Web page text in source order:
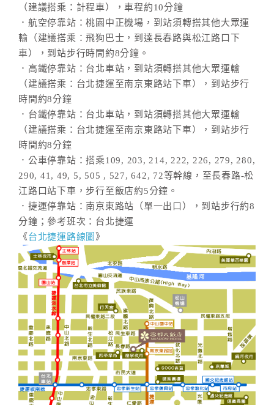
（建議搭乘：計程車），車程約10分鐘
．航空停靠站：桃園中正機場，到站須轉搭其他大眾運
輸（建議搭乘：飛狗巴士，到達長春路與松江路口下
車），到站步行時間約8分鐘。
．高鐵停靠站：台北車站，到站須轉搭其他大眾運輸
（建議搭乘：台北捷運至南京東路站下車），到站步行
時間約8分鐘
．台鐵停靠站：台北車站，到站須轉搭其他大眾運輸
（建議搭乘：台北捷運至南京東路站下車），到站步行
時間約8分鐘
．公車停靠站：搭乘109, 203, 214, 222, 226, 279, 280,
290, 41, 49, 5, 505 , 527, 642, 72等幹線，至長春路-松
江路口站下車，步行至飯店約5分鐘。
．捷運停靠站：南京東路站（單一出口），到站步行約8
分鐘；參考班次：台北捷運
《台北捷運路線圖 》